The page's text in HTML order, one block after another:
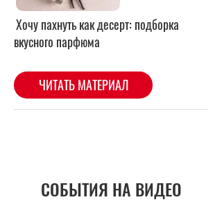
СОБЫТИЯ НА ВИДЕО